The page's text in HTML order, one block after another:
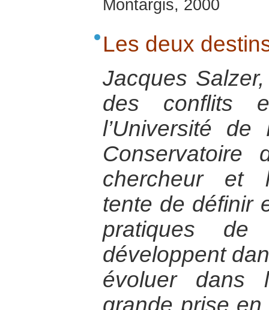
Montargis, 2000
Les deux
Jacques
des conflits
l’Université
Conservatoire
chercheur et
tente de définir
pratiques
développent
évoluer dans
grande prise